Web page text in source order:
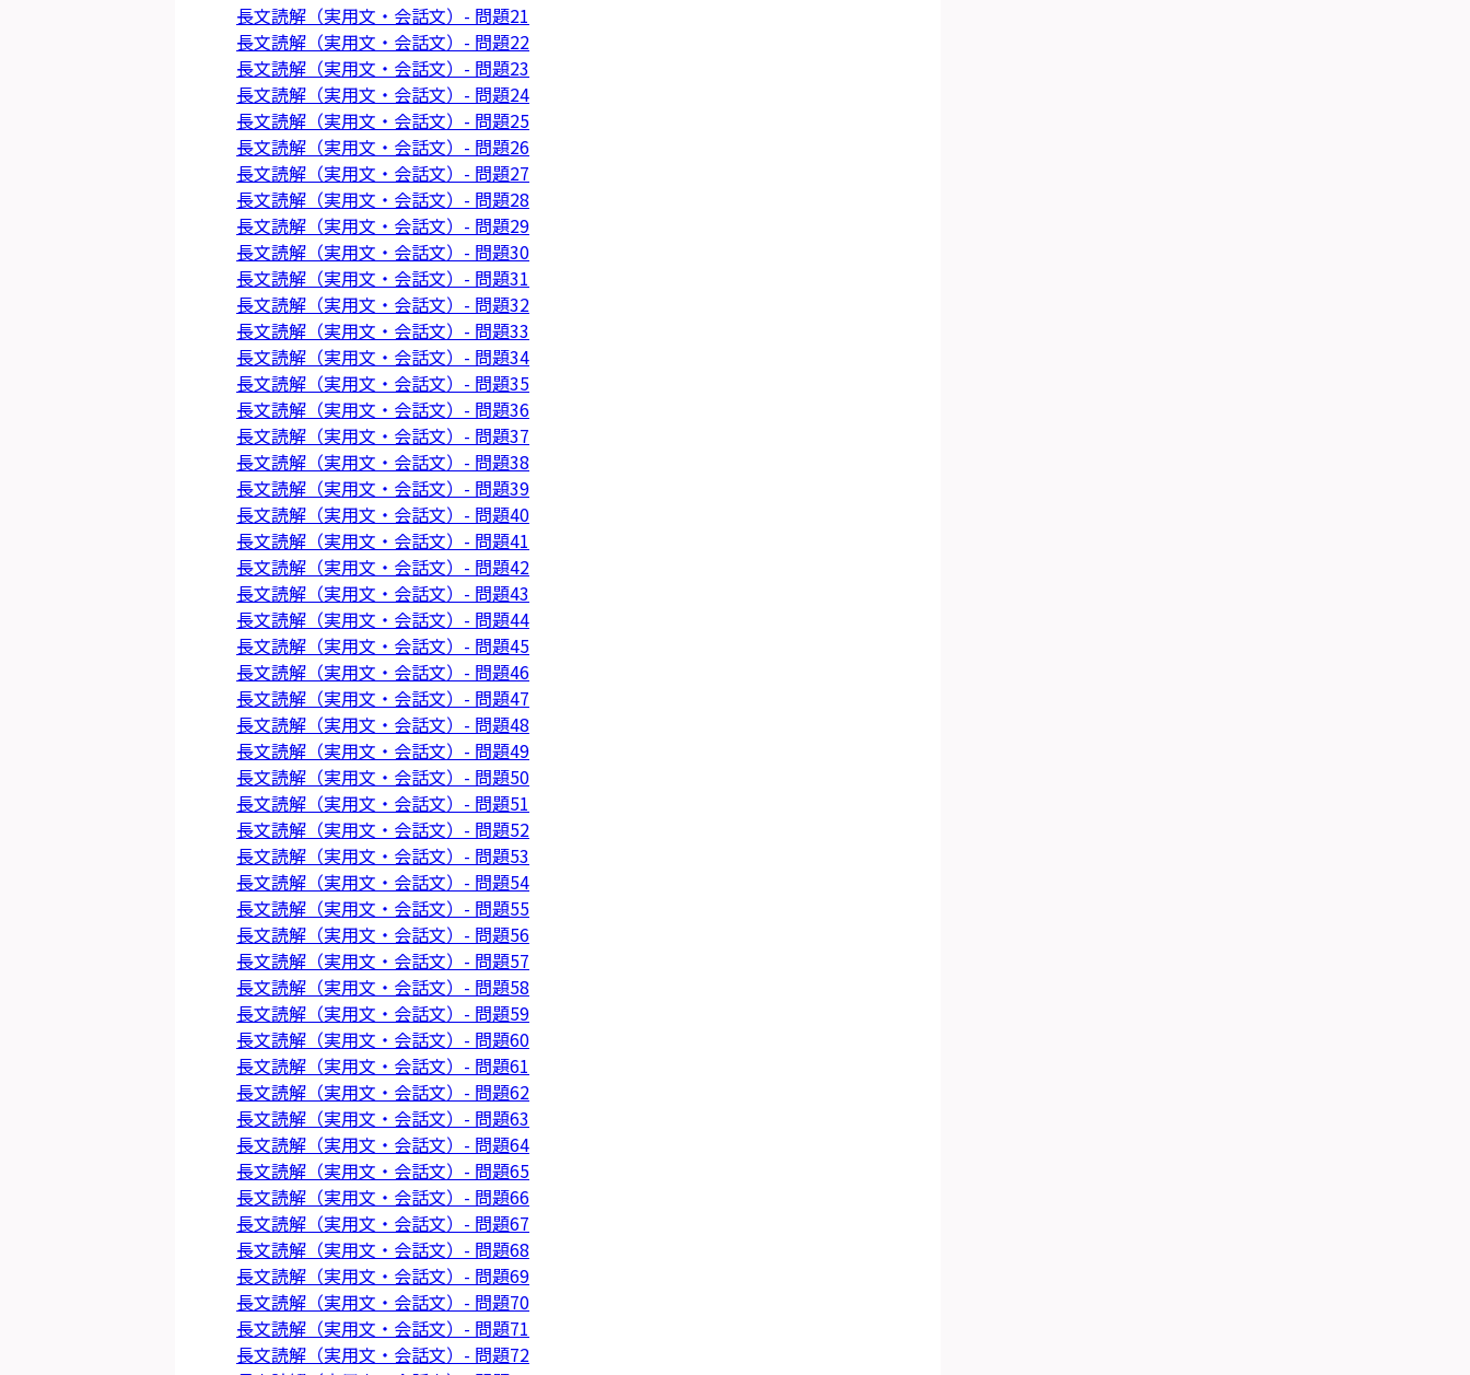
長文読解（実用文・会話文）- 問題21
長文読解（実用文・会話文）- 問題22
長文読解（実用文・会話文）- 問題23
長文読解（実用文・会話文）- 問題24
長文読解（実用文・会話文）- 問題25
長文読解（実用文・会話文）- 問題26
長文読解（実用文・会話文）- 問題27
長文読解（実用文・会話文）- 問題28
長文読解（実用文・会話文）- 問題29
長文読解（実用文・会話文）- 問題30
長文読解（実用文・会話文）- 問題31
長文読解（実用文・会話文）- 問題32
長文読解（実用文・会話文）- 問題33
長文読解（実用文・会話文）- 問題34
長文読解（実用文・会話文）- 問題35
長文読解（実用文・会話文）- 問題36
長文読解（実用文・会話文）- 問題37
長文読解（実用文・会話文）- 問題38
長文読解（実用文・会話文）- 問題39
長文読解（実用文・会話文）- 問題40
長文読解（実用文・会話文）- 問題41
長文読解（実用文・会話文）- 問題42
長文読解（実用文・会話文）- 問題43
長文読解（実用文・会話文）- 問題44
長文読解（実用文・会話文）- 問題45
長文読解（実用文・会話文）- 問題46
長文読解（実用文・会話文）- 問題47
長文読解（実用文・会話文）- 問題48
長文読解（実用文・会話文）- 問題49
長文読解（実用文・会話文）- 問題50
長文読解（実用文・会話文）- 問題51
長文読解（実用文・会話文）- 問題52
長文読解（実用文・会話文）- 問題53
長文読解（実用文・会話文）- 問題54
長文読解（実用文・会話文）- 問題55
長文読解（実用文・会話文）- 問題56
長文読解（実用文・会話文）- 問題57
長文読解（実用文・会話文）- 問題58
長文読解（実用文・会話文）- 問題59
長文読解（実用文・会話文）- 問題60
長文読解（実用文・会話文）- 問題61
長文読解（実用文・会話文）- 問題62
長文読解（実用文・会話文）- 問題63
長文読解（実用文・会話文）- 問題64
長文読解（実用文・会話文）- 問題65
長文読解（実用文・会話文）- 問題66
長文読解（実用文・会話文）- 問題67
長文読解（実用文・会話文）- 問題68
長文読解（実用文・会話文）- 問題69
長文読解（実用文・会話文）- 問題70
長文読解（実用文・会話文）- 問題71
長文読解（実用文・会話文）- 問題72